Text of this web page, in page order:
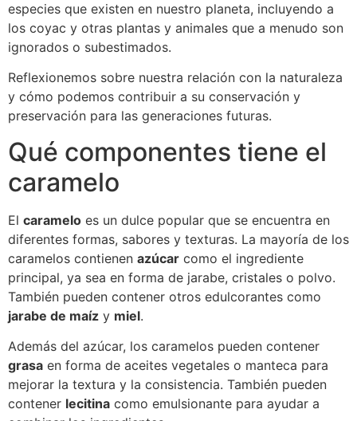
especies que existen en nuestro planeta, incluyendo a
los coyac y otras plantas y animales que a menudo son
ignorados o subestimados.
Reflexionemos sobre nuestra relación con la naturaleza
y cómo podemos contribuir a su conservación y
preservación para las generaciones futuras.
Qué componentes tiene el
caramelo
El caramelo es un dulce popular que se encuentra en
diferentes formas, sabores y texturas. La mayoría de los
caramelos contienen azúcar como el ingrediente
principal, ya sea en forma de jarabe, cristales o polvo.
También pueden contener otros edulcorantes como
jarabe de maíz y miel.
Además del azúcar, los caramelos pueden contener
grasa en forma de aceites vegetales o manteca para
mejorar la textura y la consistencia. También pueden
contener lecitina como emulsionante para ayudar a